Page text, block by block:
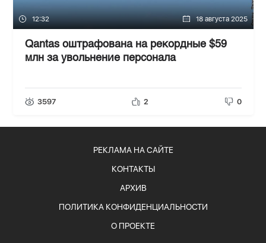
12:32 18 августа 2025
Qantas оштрафована на рекордные $59
млн за увольнение персонала
3597 2 0
РЕКЛАМА НА САЙТЕ
КОНТАКТЫ
АРХИВ
ПОЛИТИКА КОНФИДЕНЦИАЛЬНОСТИ
О ПРОЕКТЕ